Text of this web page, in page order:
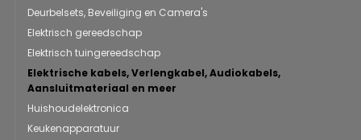
Deurbelsets, Beveiliging en Camera's
Elektrisch gereedschap
Elektrisch tuingereedschap
Elektrische kabels, Verlengkabel, Audiokabels,
Aansluitmateriaal en meer
Huishoudelektronica
Keukenapparatuur